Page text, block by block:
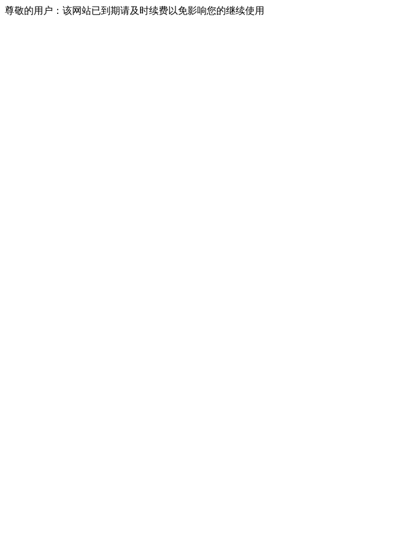
尊敬的用户：该网站已到期请及时续费以免影响您的继续使用